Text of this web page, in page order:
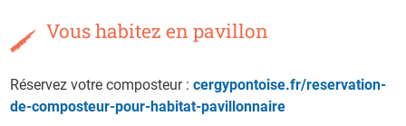
Vous habitez en pavillon
Réservez votre composteur :cergypontoise.fr/reservation-
de-composteur-pour-habitat-pavillonnaire